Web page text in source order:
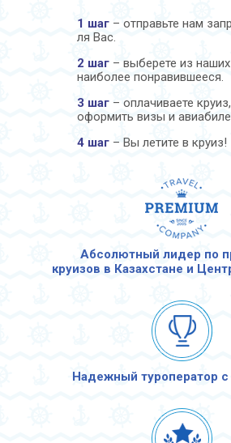
1 шаг – отправьте нам
ля Вас.
2 шаг – выберете из
наиболее понравившееся.
3 шаг – оплачиваете
оформить визы и
4 шаг – Вы летите в круиз!
Абсолютный лидер по
круизов в Казахстане и
Надежный туроператор с